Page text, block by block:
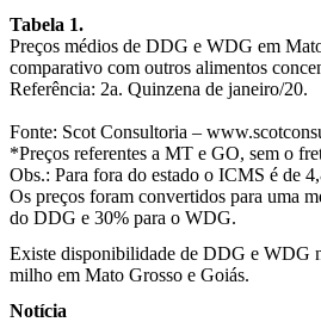
Tabela 1.
Preços médios de DDG e WDG em
comparativo com outros alimentos
Referência: 2a. Quinzena de janeiro/20.
Fonte: Scot Consultoria –
*Preços referentes a MT e GO, sem o
Obs.: Para fora do estado o ICMS é de
Os preços foram convertidos para uma
do DDG e 30% para o WDG.
Existe disponibilidade de DDG e WDG
milho em Mato Grosso e Goiás.
Notícia